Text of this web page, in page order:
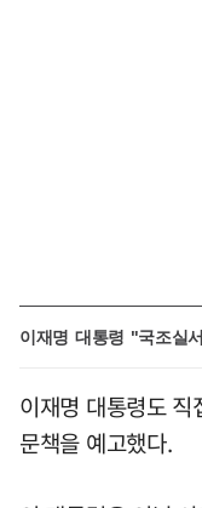
이재명 대통령 "국조실
이재명 대통령도
문책을 예고했다.